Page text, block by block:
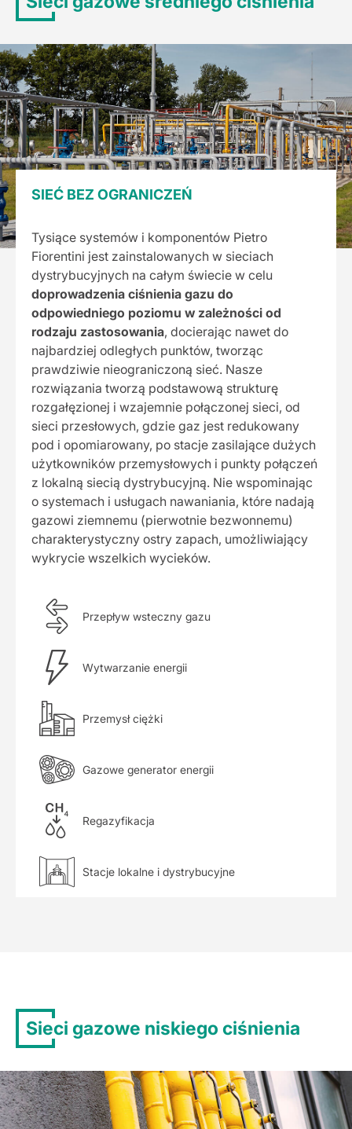
SIEĆ BEZ OGRANICZEŃ
Tysiące systemów i komponentów Pietro
Fiorentini jest zainstalowanych w sieciach
dystrybucyjnych na całym świecie w celu
doprowadzenia ciśnienia gazu do
odpowiedniego poziomu w zależności od
rodzaju zastosowania, docierając nawet do
najbardziej odległych punktów, tworząc
prawdziwie nieograniczoną sieć. Nasze
rozwiązania tworzą podstawową strukturę
rozgałęzionej i wzajemnie połączonej sieci, od
sieci przesłowych, gdzie gaz jest redukowany
pod i opomiarowany, po stacje zasilające dużych
użytkowników przemysłowych i punkty połączeń
z lokalną siecią dystrybucyjną. Nie wspominając
o systemach i usługach nawaniania, które nadają
gazowi ziemnemu (pierwotnie bezwonnemu)
charakterystyczny ostry zapach, umożliwiający
wykrycie wszelkich wycieków.
Przepływ wsteczny gazu
Wytwarzanie energii
Przemysł ciężki
Gazowe generator energii
Regazyfikacja
Stacje lokalne i dystrybucyjne
Sieci gazowe niskiego ciśnienia